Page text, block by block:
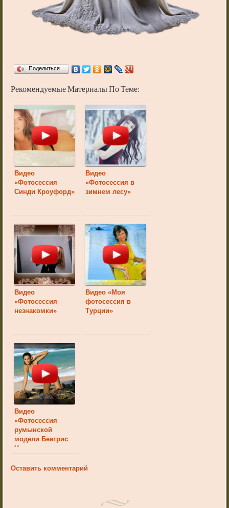
Поделиться…
Рекомендуемые Материалы По Теме:
Видео
«Фотосессия
Синди Кроуфорд»
Видео
«Фотосессия в
зимнем лесу»
Видео
«Фотосессия
незнакомки»
Видео «Моя
фотосессия в
Турции»
Видео
«Фотосессия
румынской
модели Беатрис
Чириты»
Оставить комментарий